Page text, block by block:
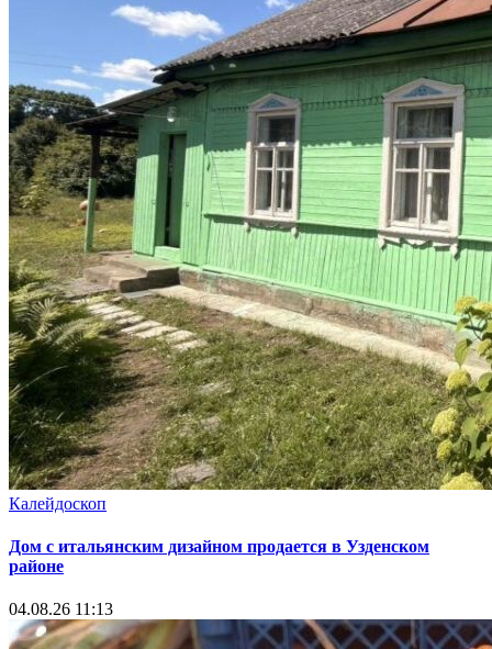
Калейдоскоп
Дом с итальянским дизайном продается в Узденском
районе
04.08.26 11:13